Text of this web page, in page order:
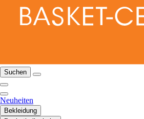
Suchen
Neuheiten
Bekleidung